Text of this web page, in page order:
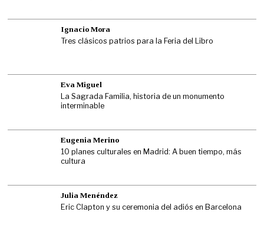
Ignacio Mora
Tres clásicos patrios para la Feria del Libro
Eva Miguel
La Sagrada Familia, historia de un monumento
interminable
Eugenia Merino
10 planes culturales en Madrid: A buen tiempo, más
cultura
Julia Menéndez
Eric Clapton y su ceremonia del adiós en Barcelona